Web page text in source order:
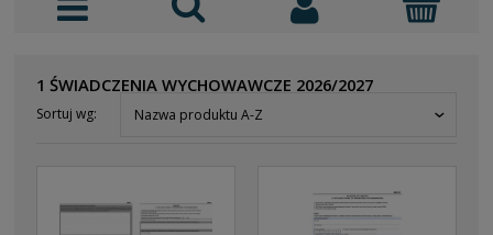
1 ŚWIADCZENIA WYCHOWAWCZE 2026/2027
Sortuj wg: Nazwa produktu A-Z